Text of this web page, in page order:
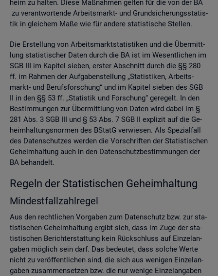
heim zu hal­ten. Diese Maß­nah­men gel­ten für die von der BA
zu ver­ant­wor­ten­de Ar­beits­markt- und Grund­si­che­rungs­sta­tis­
tik in glei­chem Maße wie für an­de­re sta­tis­ti­sche Stel­len.
Die Er­stel­lung von Ar­beits­markt­sta­tis­ti­ken und die Über­mitt­
lung sta­tis­ti­scher Daten durch die BA ist im We­sent­li­chen im
SGB III im Ka­pi­tel sie­ben, ers­ter Ab­schnitt durch die §§ 280
ff. im Rah­men der Auf­ga­ben­stel­lung „Sta­tis­ti­ken, Ar­beits­
markt- und Be­rufs­for­schung“ und im Ka­pi­tel sie­ben des SGB
II in den §§ 53 ff. „Sta­tis­tik und For­schung“ ge­re­gelt. In den
Be­stim­mun­gen zur Über­mitt­lung von Daten wird dabei im §
281 Abs. 3 SGB III und § 53 Abs. 7 SGB II ex­pli­zit auf die Ge­
heim­hal­tungs­nor­men des BStatG ver­wie­sen. Als Spe­zi­al­fall
des Da­ten­schut­zes wer­den die Vor­schrif­ten der Sta­tis­ti­schen
Ge­heim­hal­tung auch in den Da­ten­schutz­be­stim­mun­gen der
BA be­han­delt.
Re­geln der Sta­tis­ti­schen Ge­heim­hal­tung
Min­dest­fall­zahl­re­gel
Aus den recht­li­chen Vor­ga­ben zum Da­ten­schutz bzw. zur sta­
tis­ti­schen Ge­heim­hal­tung er­gibt sich, dass im Zuge der sta­
tis­ti­schen Be­richt­erstat­tung kein Rück­schluss auf Ein­zel­an­
ga­ben mög­lich sein darf. Das be­deu­tet, dass sol­che Werte
nicht zu ver­öf­fent­li­chen sind, die sich aus we­ni­gen Ein­zel­an­
ga­ben zu­sam­men­set­zen bzw. die nur we­ni­ge Ein­zel­an­ga­ben